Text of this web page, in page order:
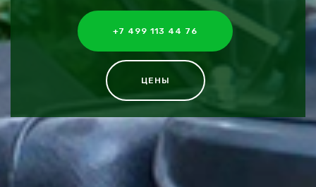
+7 499 113 44 76
ЦЕНЫ